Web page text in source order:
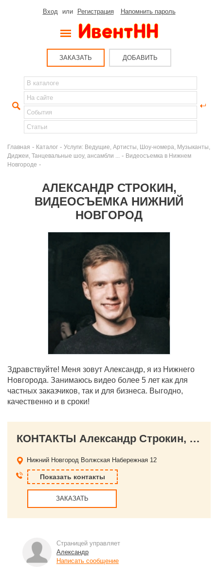
Вход или Регистрация Напомнить пароль
ЗАКАЗАТЬ ДОБАВИТЬ
Главная - Каталог - Услуги: Ведущие, Артисты, Шоу-номера, Музыканты,
Диджеи, Танцевальные шоу, ансамбли ...
- Видеосъемка в Нижнем
Новгороде -
АЛЕКСАНДР СТРОКИН,
ВИДЕОСЪЕМКА НИЖНИЙ
НОВГОРОД
Здравствуйте! Меня зовут Александр, я из Нижнего
Новгорода. Занимаюсь видео более 5 лет как для
частных заказчиков, так и для бизнеса. Выгодно,
качественно и в сроки!
КОНТАКТЫ Александр Строкин, Видеосъемка Нижний Новгород
Нижний Новгород Волжская Набережная 12
Показать контакты
ЗАКАЗАТЬ
Страницей управляет
Александр
Написать сообщение